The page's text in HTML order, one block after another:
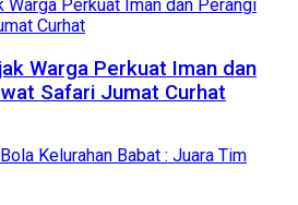
Warga Perkuat Iman dan
Safari Jumat Curhat